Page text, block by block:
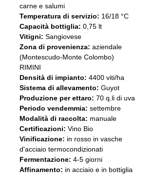
carne e salumi
Temperatura di servizio: 16/18 °C
Capacità bottiglia: 0,75 lt
Vitigni: Sangiovese
Zona di provenienza: aziendale
(Montescudo-Monte Colombo)
RIMINI
Densità di impianto: 4400 viti/ha
Sistema di allevamento: Guyot
Produzione per ettaro: 70 q.li di uva
Periodo vendemmia: settembre
Modalità di raccolta: manuale
Certificazioni: Vino Bio
Vinificazione: in rosso in vasche
d'acciaio termocondizionati
Fermentazione: 4-5 giorni
Affinamento: in acciaio e in bottiglia